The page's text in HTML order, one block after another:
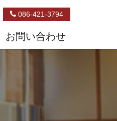
086-421-3794
お問い合わせ